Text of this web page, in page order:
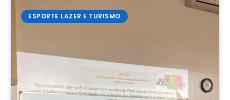
ESPORTE LAZER E TURISMO